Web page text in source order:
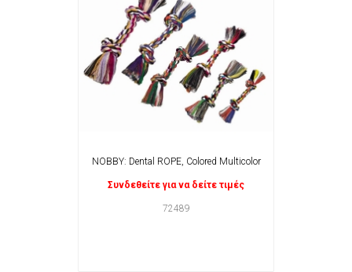
NOBBY: Dental ROPE, Colored Multicolor
Συνδεθείτε για να δείτε τιμές
72489